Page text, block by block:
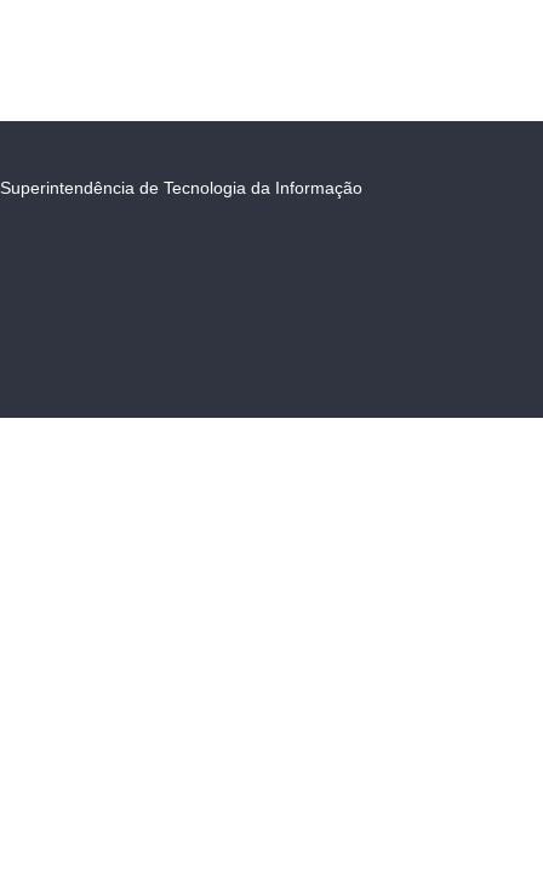
Superintendência de Tecnologia da Informação